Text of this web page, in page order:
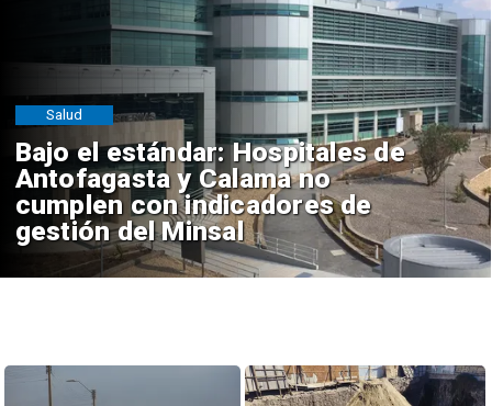
Bajo el estándar: Hospitales de
Antofagasta y Calama no
cumplen con indicadores de
gestión del Minsal
Salud